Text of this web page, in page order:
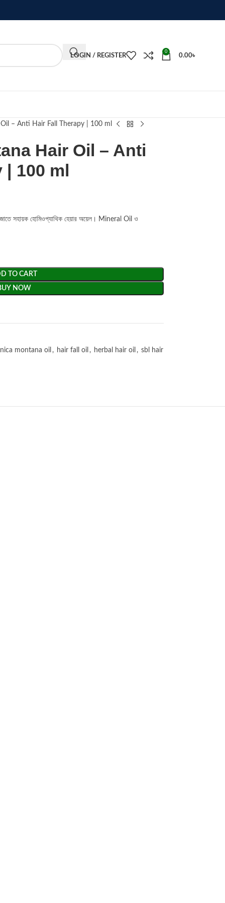
LOGIN / REGISTER
0
0.00৳
– Anti Hair Fall Therapy | 100 ml
Hair Oil – Anti
| 100 ml
সহায়ক হোমিওপ্যাথিক হেয়ার অয়েল। Mineral Oil ও
TO CART
NOW
montana oil , hair fall oil , herbal hair oil , sbl hair